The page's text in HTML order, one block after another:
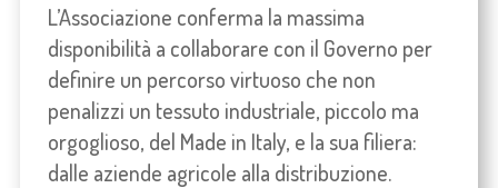
L’Associazione conferma la massima
disponibilità a collaborare con il Governo per
definire un percorso virtuoso che non
penalizzi un tessuto industriale, piccolo ma
orgoglioso, del Made in Italy, e la sua filiera:
dalle aziende agricole alla distribuzione.